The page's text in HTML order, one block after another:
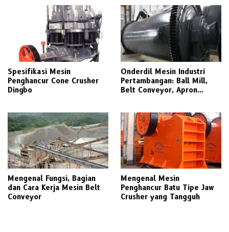
Spesifikasi Mesin
Penghancur Cone Crusher
Dingbo
Onderdil Mesin Industri
Pertambangan: Ball Mill,
Belt Conveyor, Apron
Mengenal Fungsi, Bagian
dan Cara Kerja Mesin Belt
Conveyor
Mengenal Mesin
Penghancur Batu Tipe Jaw
Crusher yang Tangguh